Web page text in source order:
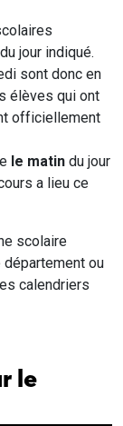
du jour indiqué.
sont donc en
élèves qui ont
officiellement
le matin du jour
a lieu ce
scolaire
département ou
calendriers
le